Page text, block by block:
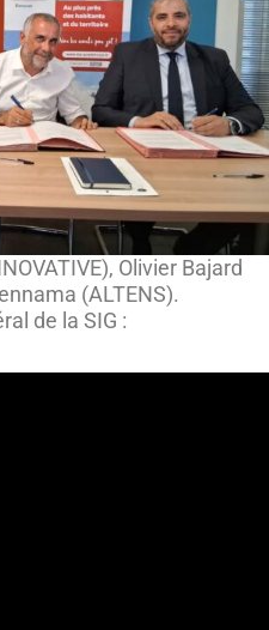
Olivier Bajard
(ALTENS).
de la SIG :